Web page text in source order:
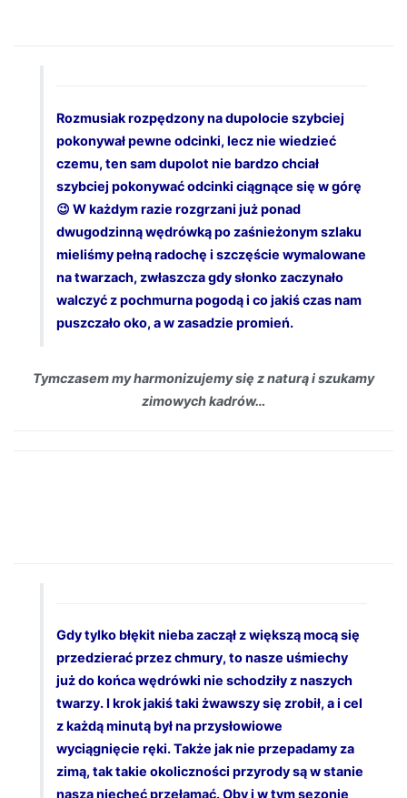
Rozmusiak rozpędzony na dupolocie szybciej
pokonywał pewne odcinki, lecz nie wiedzieć
czemu, ten sam dupolot nie bardzo chciał
szybciej pokonywać odcinki ciągnące się w górę
😉 W każdym razie rozgrzani już ponad
dwugodzinną wędrówką po zaśnieżonym szlaku
mieliśmy pełną radochę i szczęście wymalowane
na twarzach, zwłaszcza gdy słonko zaczynało
walczyć z pochmurna pogodą i co jakiś czas nam
puszczało oko, a w zasadzie promień.
Tymczasem my harmonizujemy się z naturą i szukamy
zimowych kadrów…
Gdy tylko błękit nieba zaczął z większą mocą się
przedzierać przez chmury, to nasze uśmiechy
już do końca wędrówki nie schodziły z naszych
twarzy. I krok jakiś taki żwawszy się zrobił, a i cel
z każdą minutą był na przysłowiowe
wyciągnięcie ręki. Także jak nie przepadamy za
zimą, tak takie okoliczności przyrody są w stanie
naszą niechęć przełamać. Oby i w tym sezonie